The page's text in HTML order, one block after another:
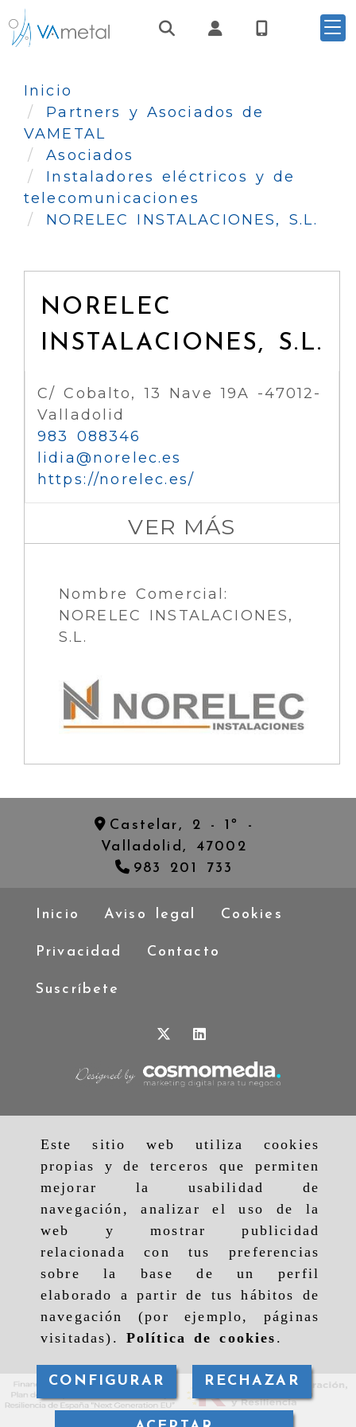
Este sitio web utiliza cookies
propias y de terceros que permiten
mejorar la usabilidad de
navegación, analizar el uso de la
web y mostrar publicidad
relacionada con tus preferencias
sobre la base de un perfil
elaborado a partir de tus hábitos de
navegación (por ejemplo, páginas
visitadas). Política de cookies .
CONFIGURAR RECHAZAR
Identifícate
Inicio
Partners y Asociados de
VAMETAL
Asociados
Instaladores eléctricos y de
telecomunicaciones
NORELEC INSTALACIONES, S.L.
NORELEC
INSTALACIONES, S.L.
C/ Cobalto, 13 Nave 19A -47012-
Valladolid
983 088346
lidia
norelec.es
https://norelec.es/
VER MÁS
Nombre Comercial:
NORELEC INSTALACIONES,
S.L.
Castelar, 2 - 1º -
Valladolid, 47002
983 201 733
Inicio Aviso legal Cookies
Privacidad Contacto
Suscríbete